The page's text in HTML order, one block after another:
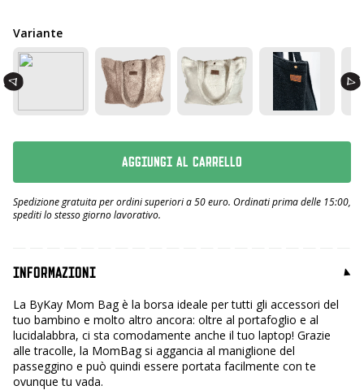
Variante
AGGIUNGI AL CARRELLO
Spedizione gratuita per ordini superiori a 50 euro. Ordinati prima delle 15:00,
spediti lo stesso giorno lavorativo.
INFORMAZIONI
La ByKay Mom Bag è la borsa ideale per tutti gli accessori del
tuo bambino e molto altro ancora: oltre al portafoglio e al
lucidalabbra, ci sta comodamente anche il tuo laptop! Grazie
alle tracolle, la MomBag si aggancia al maniglione del
passeggino e può quindi essere portata facilmente con te
ovunque tu vada.